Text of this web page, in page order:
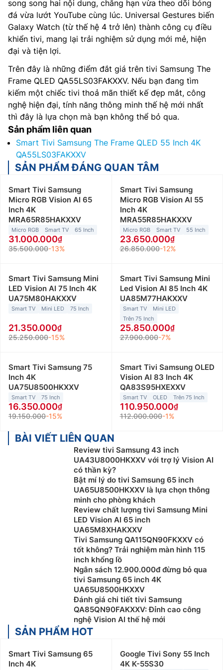
song song hai nội dung, chẳng hạn vừa theo dõi bóng
đá vừa lướt YouTube cùng lúc. Universal Gestures biến
Galaxy Watch (từ thế hệ 4 trở lên) thành công cụ điều
khiển tivi, mang lại trải nghiệm sử dụng mới mẻ, hiện
đại và tiện lợi.
Trên đây là những điểm đắt giá trên tivi Samsung The
Frame QLED QA55LS03FAKXXV. Nếu bạn đang tìm
kiếm một chiếc tivi thoả mãn thiết kế đẹp mắt, công
nghệ hiện đại, tính năng thông minh thế hệ mới nhất
thì đây là lựa chọn mà bạn không thể bỏ qua.
Sản phẩm liên quan
Smart Tivi Samsung The Frame QLED 55 Inch 4K
QA55LS03FAKXXV
SẢN PHẨM ĐÁNG QUAN TÂM
Smart Tivi Samsung
Micro RGB Vision AI 65
Inch 4K
MRA65R85HAKXXV
Micro RGB Smart TV 65 Inch
31.000.000
35.500.000-13%
Smart Tivi Samsung
Micro RGB Vision AI 55
Inch 4K
MRA55R85HAKXXV
Micro RGB Smart TV 55 Inch
23.650.000
26.850.000-12%
Smart Tivi Samsung Mini
LED Vision AI 75 Inch 4K
UA75M80HAKXXV
Smart TV Mini LED 75 Inch
21.350.000
25.250.000-15%
Smart Tivi Samsung Mini
Led Vision AI 85 Inch 4K
UA85M77HAKXXV
Smart TV
Mini LED
Trên 75 Inch
25.850.000
27.900.000-7%
Smart Tivi Samsung 75
Inch 4K
UA75U8500HKXXV
Smart TV 75 Inch
16.350.000
19.150.000-15%
Smart Tivi Samsung OLED
Vision AI 83 Inch 4K
QA83S95HXEXXV
Smart TV OLED Trên 75 Inch
110.950.000
112.000.000-1%
BÀI VIẾT LIÊN QUAN
Review tivi Samsung 43 inch
UA43U8000HKXXV với trợ lý Vision AI
có thần kỳ?
Bật mí lý do tivi Samsung 65 inch
UA65U8500HKXXV là lựa chọn thông
minh cho phòng khách
Review chất lượng tivi Samsung Mini
LED Vision AI 65 inch
UA65M8XHAKXXV
Tivi Samsung QA115QN90FKXXV có
tốt không? Trải nghiệm màn hình 115
inch khổng lồ
Ngân sách 12.900.000đ đừng bỏ qua
tivi Samsung 65 inch 4K
UA65U8500HKXXV
Đánh giá chi tiết tivi Samsung
QA85QN90FAKXXV: Đỉnh cao công
nghệ Vision AI thế hệ mới
SẢN PHẨM HOT
Smart Tivi Samsung 65
Inch 4K
Google Tivi Sony 55 Inch
4K K-55S30